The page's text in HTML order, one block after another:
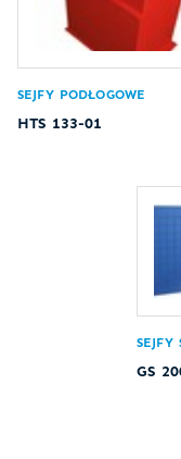
SEJFY PODŁOGOWE
HTS 133-01
SEJFY
GS